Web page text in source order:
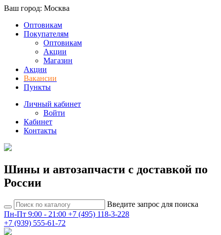
Ваш город: Москва
Оптовикам
Покупателям
Оптовикам
Акции
Магазин
Акции
Вакансии
Пункты
Личный кабинет
Войти
Кабинет
Контакты
Шины и автозапчасти с доставкой по
России
Введите запрос для поиска
Пн-Пт 9:00 - 21:00 +7 (495) 118-3-228
+7 (939) 555-61-72